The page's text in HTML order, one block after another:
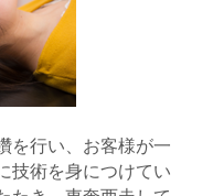
を行い、お客様が一
技術を身につけてい